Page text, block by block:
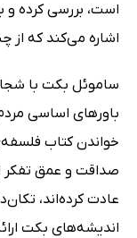
است، بررسی کرده
اشاره می‌کند که از
ساموئل بکت با
باورهای اساسی
خواندن کتاب
صداقت و عمق تفکر
عادت کرده‌اند،
اندیشه‌های بکت